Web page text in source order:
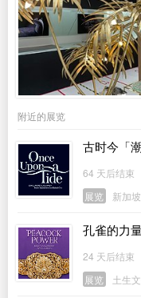
附近的展览
古时今「
历程
64 天后结束
展览
新加
孔雀的力
24 天后结束
展览
土生